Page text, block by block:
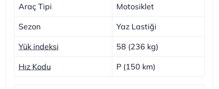
Araç Tipi Motosiklet
Sezon Yaz Lastiği
Yük indeksi 58 (236 kg)
Hız Kodu P (150 km)